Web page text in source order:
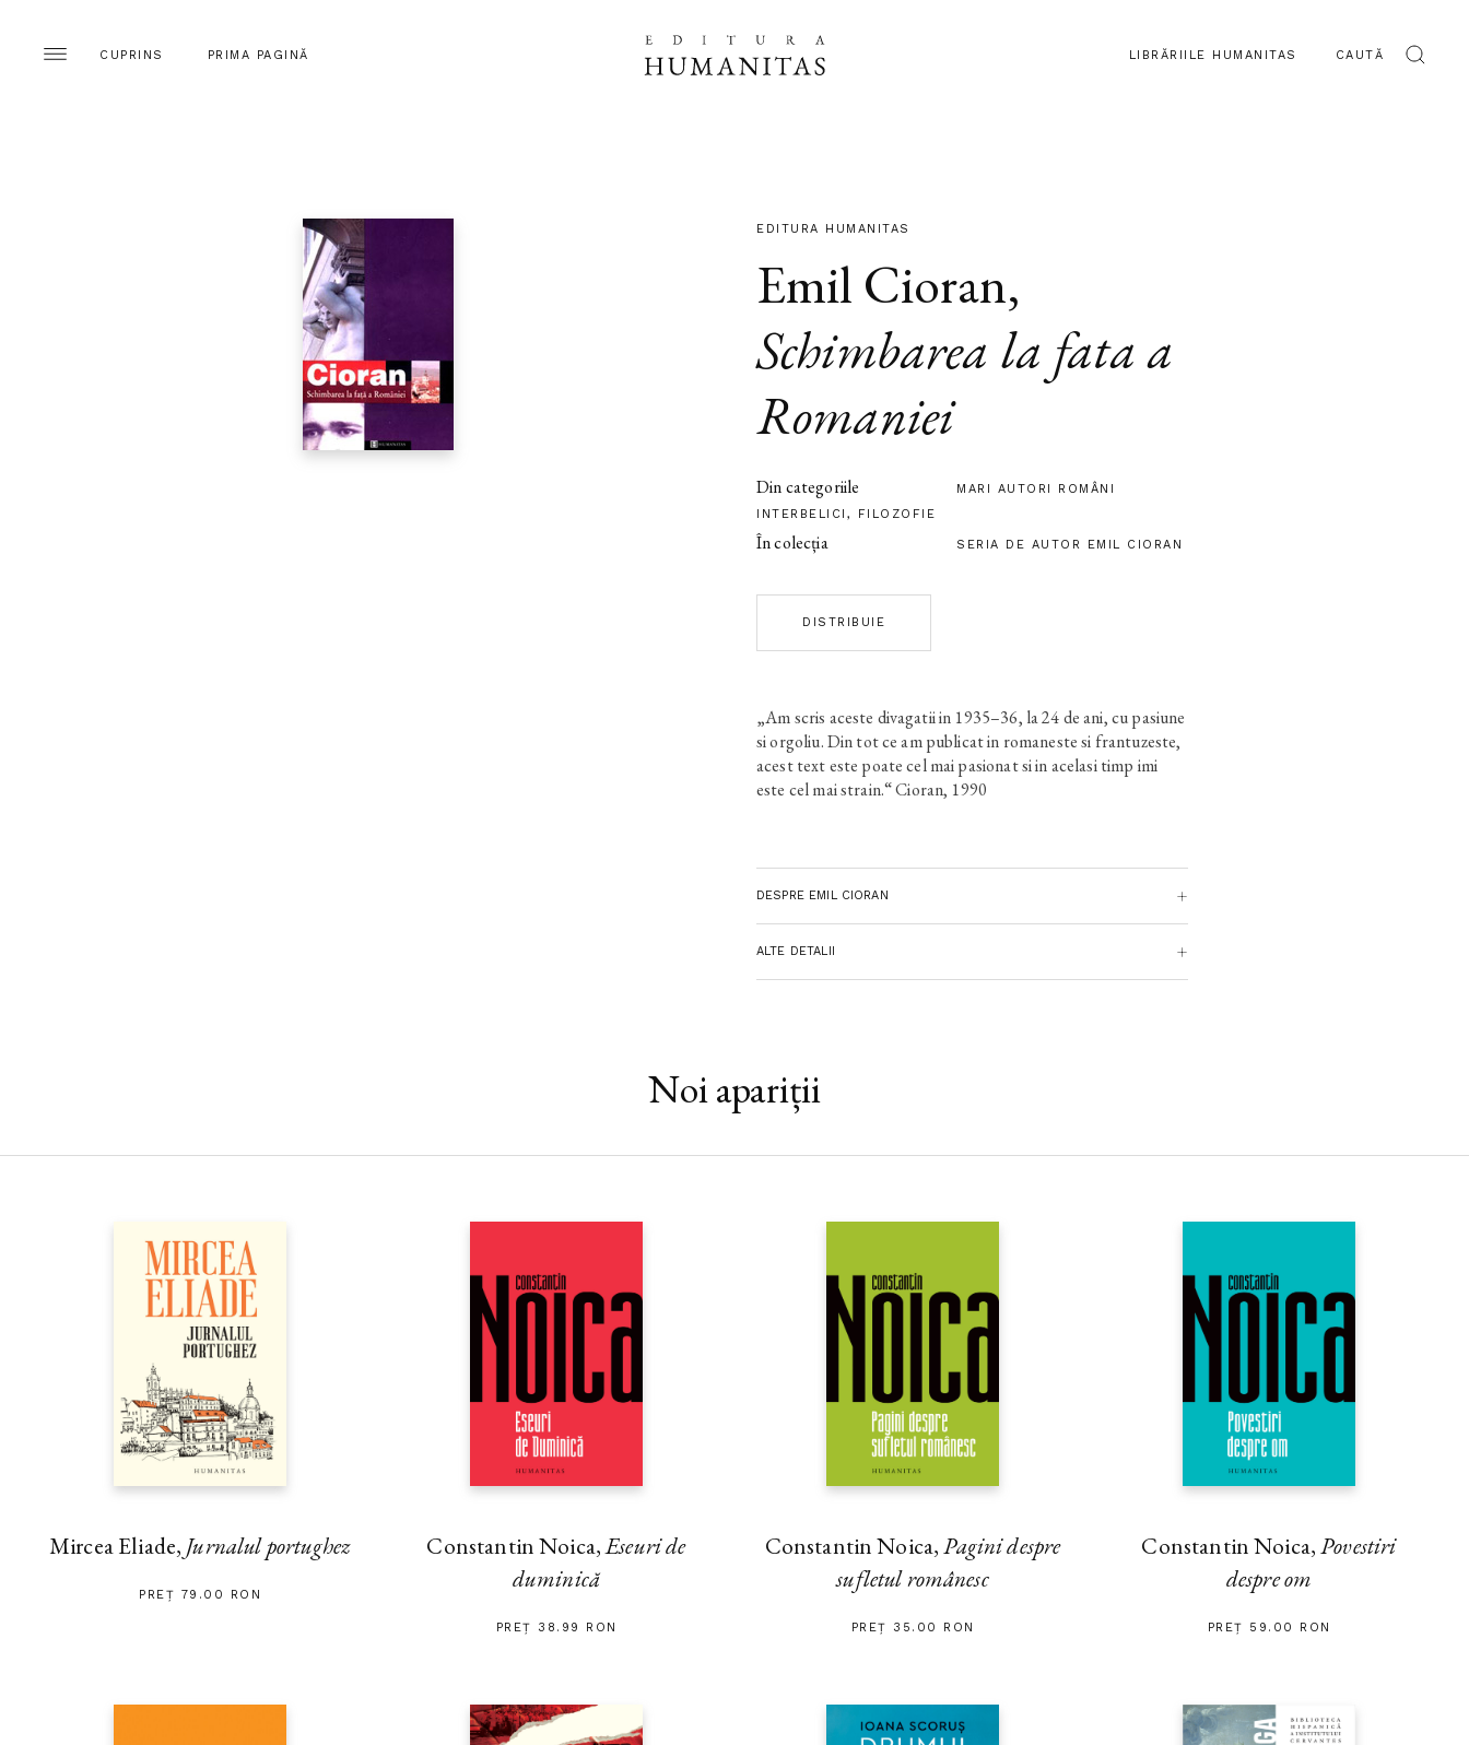
CUPRINS PRIMA PAGINĂ LIBRĂRIILE HUMANITAS CAUTĂ
EDITURA HUMANITAS
Emil Cioran,
Schimbarea la fata a
Romaniei
Din categoriile
MARI AUTORI ROMÂNI
INTERBELICI , FILOZOFIE
În colecția SERIA DE AUTOR EMIL CIORAN
DISTRIBUIE
„Am scris aceste divagatii in 1935–36, la 24 de ani, cu pasiune
si orgoliu. Din tot ce am publicat in romaneste si frantuzeste,
acest text este poate cel mai pasionat si in acelasi timp imi
este cel mai strain.“ Cioran, 1990
DESPRE EMIL CIORAN
ALTE DETALII
Noi apariții
Mircea Eliade, Jurnalul portughez
PREȚ 79.00 RON
Constantin Noica,Eseuri de
duminică
PREȚ 38.99 RON
Constantin Noica,Pagini despre
sufletul românesc
PREȚ 35.00 RON
Constantin Noica,Povestiri
despre om
PREȚ 59.00 RON